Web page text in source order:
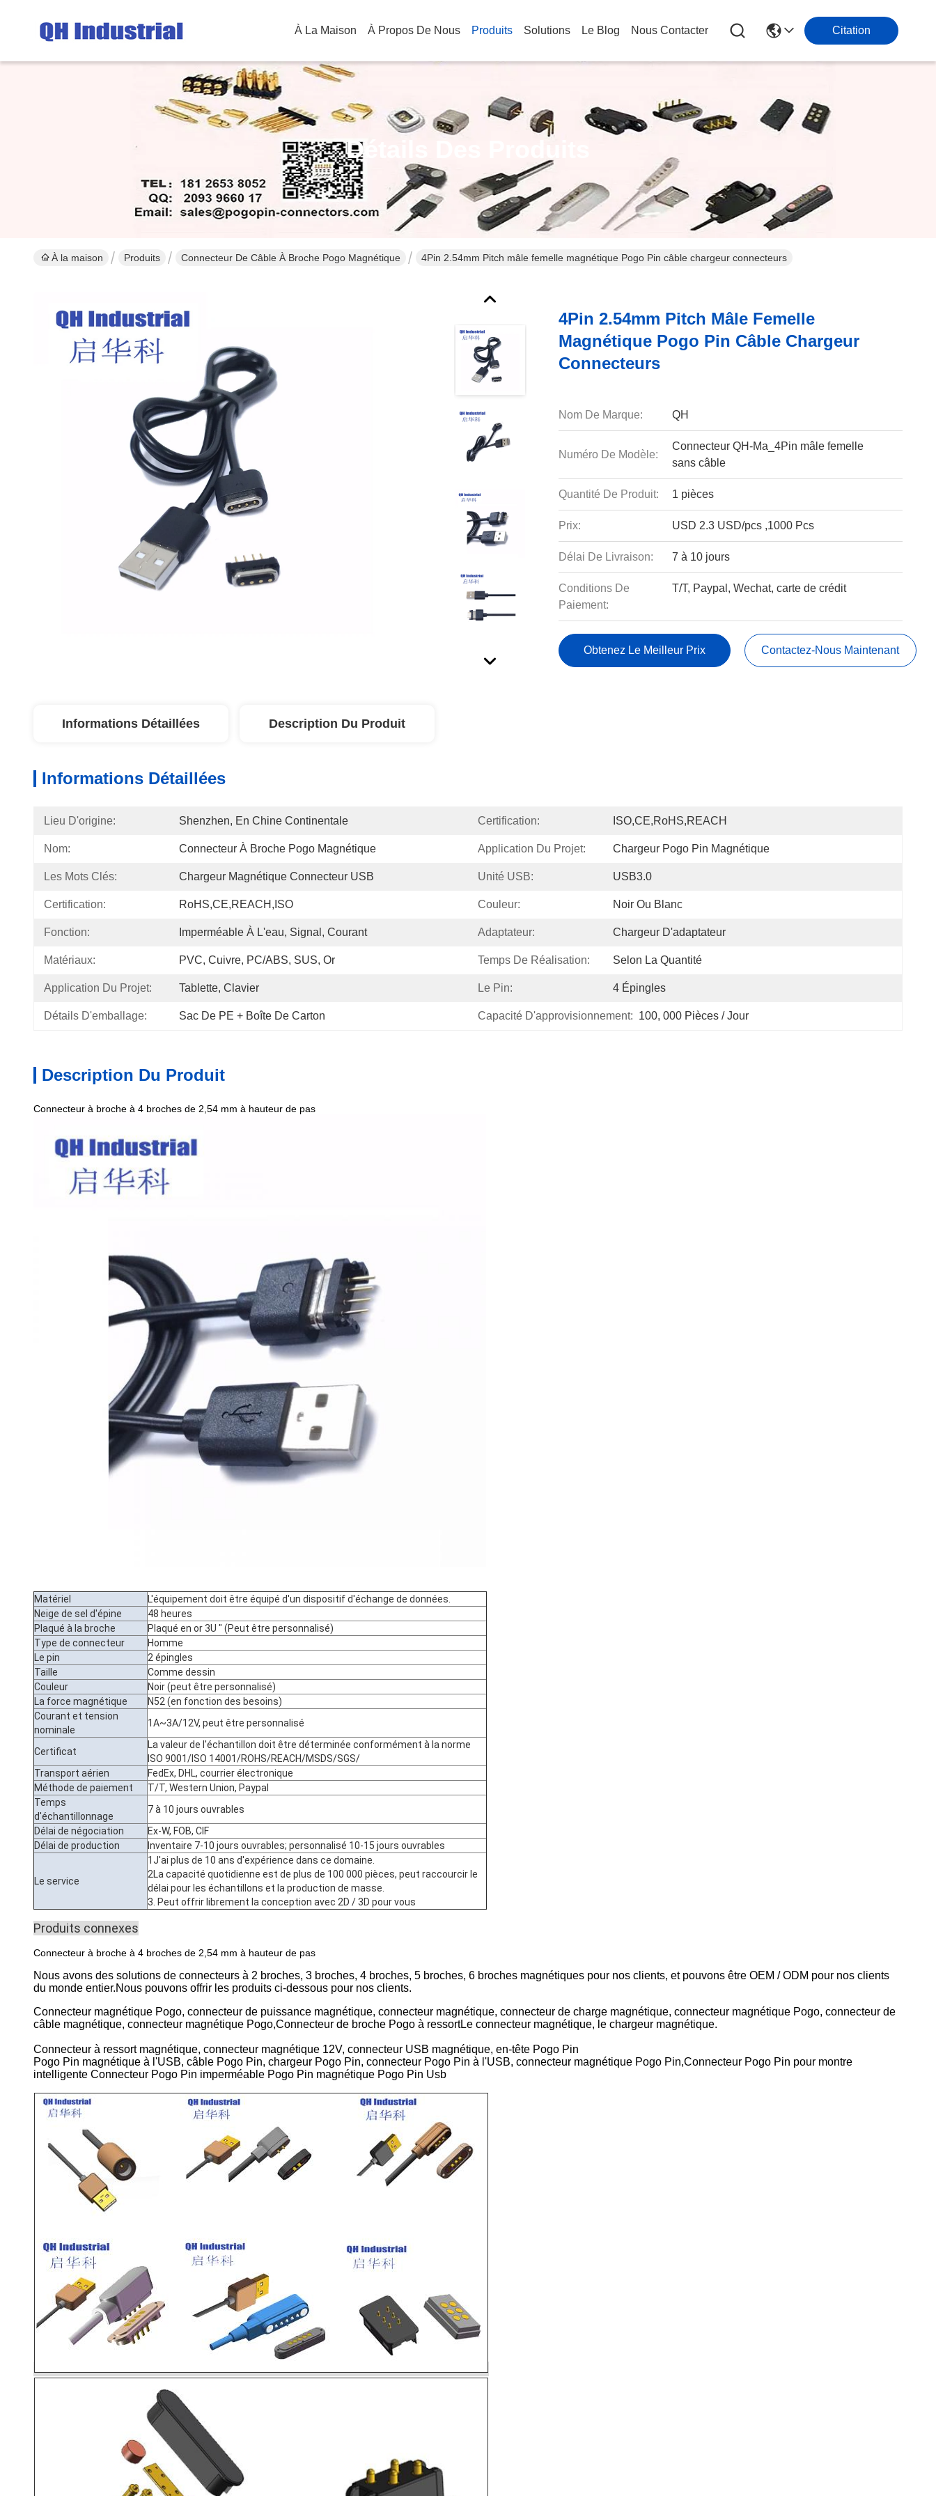
À La Maison À Propos De Nous Produits Solutions Le Blog Nous Contacter Citation
Détails Des Produits
À la maison Produits Connecteur De Câble À Broche Pogo Magnétique 4Pin 2.54mm Pitch mâle femelle magnétique Pogo Pin câble chargeur connecteurs
4Pin 2.54mm Pitch Mâle Femelle
Magnétique Pogo Pin Câble Chargeur
Connecteurs
Nom De Marque: QH
Numéro De Modèle:
Connecteur QH-Ma_4Pin mâle femelle
sans câble
Quantité De Produit: 1 pièces
Prix: USD 2.3 USD/pcs ,1000 Pcs
Délai De Livraison: 7 à 10 jours
Conditions De
Paiement:
T/T, Paypal, Wechat, carte de crédit
Obtenez Le Meilleur Prix Contactez-Nous Maintenant
Informations Détaillées Description Du Produit
Informations Détaillées
Lieu D'origine: Shenzhen, En Chine Continentale Certification: ISO,CE,RoHS,REACH
Nom: Connecteur À Broche Pogo Magnétique Application Du Projet: Chargeur Pogo Pin Magnétique
Les Mots Clés: Chargeur Magnétique Connecteur USB Unité USB: USB3.0
Certification: RoHS,CE,REACH,ISO Couleur: Noir Ou Blanc
Fonction: Imperméable À L'eau, Signal, Courant Adaptateur: Chargeur D'adaptateur
Matériaux: PVC, Cuivre, PC/ABS, SUS, Or Temps De Réalisation: Selon La Quantité
Application Du Projet: Tablette, Clavier Le Pin: 4 Épingles
Détails D'emballage: Sac De PE + Boîte De Carton Capacité D'approvisionnement: 100, 000 Pièces / Jour
Description Du Produit
Connecteur à broche à 4 broches de 2,54 mm à hauteur de pas
Matériel
L'équipement doit être équipé d'un dispositif d'échange de données.
Neige de sel d'épine
48 heures
Plaqué à la broche
Plaqué en or 3U " (Peut être personnalisé)
Type de connecteur
Homme
Le pin
2 épingles
Taille
Comme dessin
Couleur
Noir (peut être personnalisé)
La force magnétique
N52 (en fonction des besoins)
Courant et tension
nominale
1A~3A/12V, peut être personnalisé
Certificat
La valeur de l'échantillon doit être déterminée conformément à la norme
ISO 9001/ISO 14001/ROHS/REACH/MSDS/SGS/
Transport aérien
FedEx, DHL, courrier électronique
Méthode de paiement
T/T, Western Union, Paypal
Temps
d'échantillonnage
7 à 10 jours ouvrables
Délai de négociation
Ex-W, FOB, CIF
Délai de production
Inventaire 7-10 jours ouvrables; personnalisé 10-15 jours ouvrables
Le service
1J'ai plus de 10 ans d'expérience dans ce domaine.
2La capacité quotidienne est de plus de 100 000 pièces, peut raccourcir le
délai pour les échantillons et la production de masse.
3. Peut offrir librement la conception avec 2D / 3D pour vous
Produits connexes
Connecteur à broche à 4 broches de 2,54 mm à hauteur de pas
Nous avons des solutions de connecteurs à 2 broches, 3 broches, 4 broches, 5 broches, 6 broches magnétiques pour nos clients, et pouvons être OEM / ODM pour nos clients
du monde entier.Nous pouvons offrir les produits ci-dessous pour nos clients.
Connecteur magnétique Pogo, connecteur de puissance magnétique, connecteur magnétique, connecteur de charge magnétique, connecteur magnétique Pogo, connecteur de
câble magnétique, connecteur magnétique Pogo,Connecteur de broche Pogo à ressortLe connecteur magnétique, le chargeur magnétique.
Connecteur à ressort magnétique, connecteur magnétique 12V, connecteur USB magnétique, en-tête Pogo Pin
Pogo Pin magnétique à l'USB, câble Pogo Pin, chargeur Pogo Pin, connecteur Pogo Pin à l'USB, connecteur magnétique Pogo Pin,Connecteur Pogo Pin pour montre
intelligente Connecteur Pogo Pin imperméable Pogo Pin magnétique Pogo Pin Usb